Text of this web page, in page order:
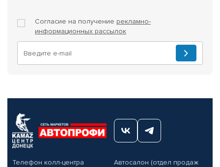
Согласие на получение рекламно-
информационных рассылок
Телефон колл-центра
Автосалон (отдел продаж